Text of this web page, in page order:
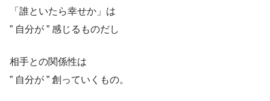
「誰といたら幸せか」は
” 自分が ” 感じるものだし
相手との関係性は
” 自分が ” 創っていくもの。